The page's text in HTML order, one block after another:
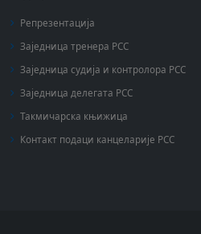
Репрезентација
Заједница тренера РСС
Заједница судија и контролора РСС
Заједница делегата РСС
Такмичарска књижица
Контакт подаци канцеларије РСС